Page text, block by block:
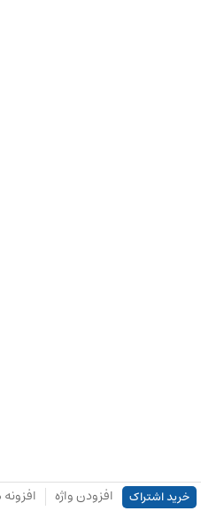
خرید اشتراک افزودن واژه